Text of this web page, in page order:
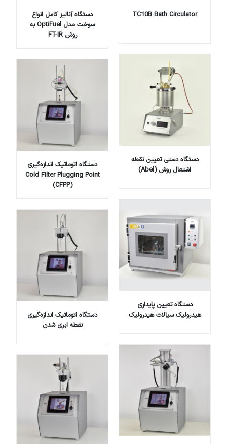
TC10B Bath Circulator
دستگاه آنالیز کامل انواع
سوخت مدل OptiFuel به
روش FT-IR
دستگاه دستی تعیین نقطه
اشتعال روش (Abel)
دستگاه اتوماتیک اندازه‌گیری
Cold Filter Plugging Point
(CFPP)
دستگاه تعیین پایداری
هیدرولیک سیالات هیدرولیک
دستگاه اتوماتیک اندازه‌گیری
نقطه ابری شدن